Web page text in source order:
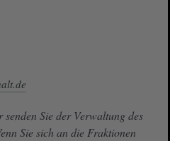
Sie der Verwaltung des
Sie sich an die Fraktionen